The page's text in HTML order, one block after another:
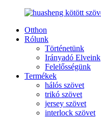
Otthon
Rólunk
Történetünk
Irányadó Elveink
Felelősségünk
Termékek
hálós szövet
trikó szövet
jersey szövet
interlock szövet